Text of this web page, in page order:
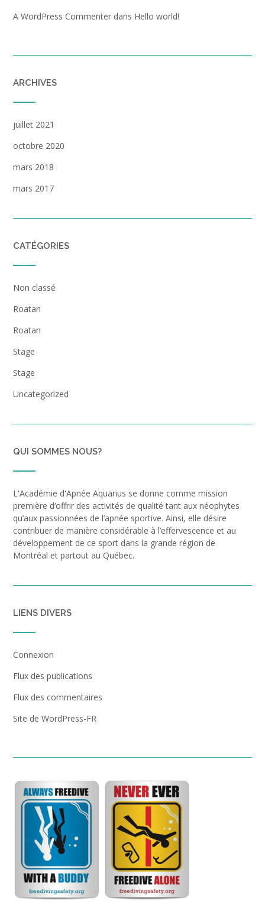
A WordPress Commenter dans Hello world!
ARCHIVES
juillet 2021
octobre 2020
mars 2018
mars 2017
CATÉGORIES
Non classé
Roatan
Roatan
Stage
Stage
Uncategorized
QUI SOMMES NOUS?
L'Académie d'Apnée Aquarius se donne comme mission
première d’offrir des activités de qualité tant aux néophytes
qu’aux passionnées de l’apnée sportive. Ainsi, elle désire
contribuer de manière considérable à l’effervescence et au
développement de ce sport dans la grande région de
Montréal et partout au Québec.
LIENS DIVERS
Connexion
Flux des publications
Flux des commentaires
Site de WordPress-FR